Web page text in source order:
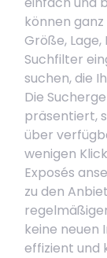
können
Größe,
Suchfilter
suchen, die
Die
präsentiert,
über
wenigen
Exposés
zu den
keine neuen
effizient und